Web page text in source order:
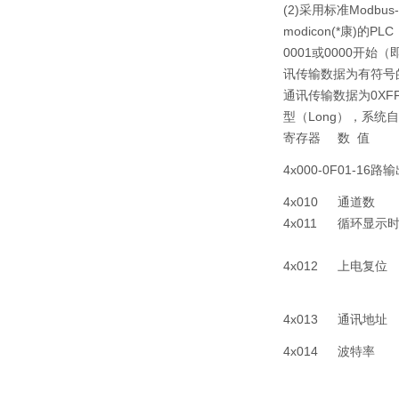
(2)采用标准
modicon(*康)的PLC
0001或0000开始（
讯传输数据为有符
通讯传输数据为
型（Long），系统
寄存器
数 值
4x000-0F01-16路输
4x010
通道数
4x011
循环显示
4x012 上电复位
4x013 通讯地址
4x014 波特率